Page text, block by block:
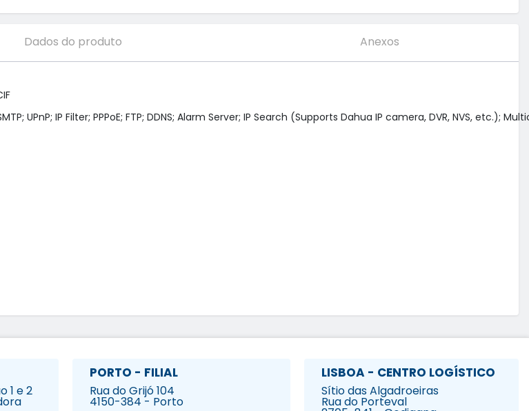
Dados do produto Anexos
UPnP; IP Filter; PPPoE; FTP; DDNS; Alarm Server; IP Search (Supports Dahua IP camera, DVR, NVS, etc.);
1 e 2
PORTO - FILIAL
Rua do Grijó 104
4150-384 - Porto
LISBOA - CENTRO LOGÍSTICO
Sítio das Algadroeiras
Rua do Porteval